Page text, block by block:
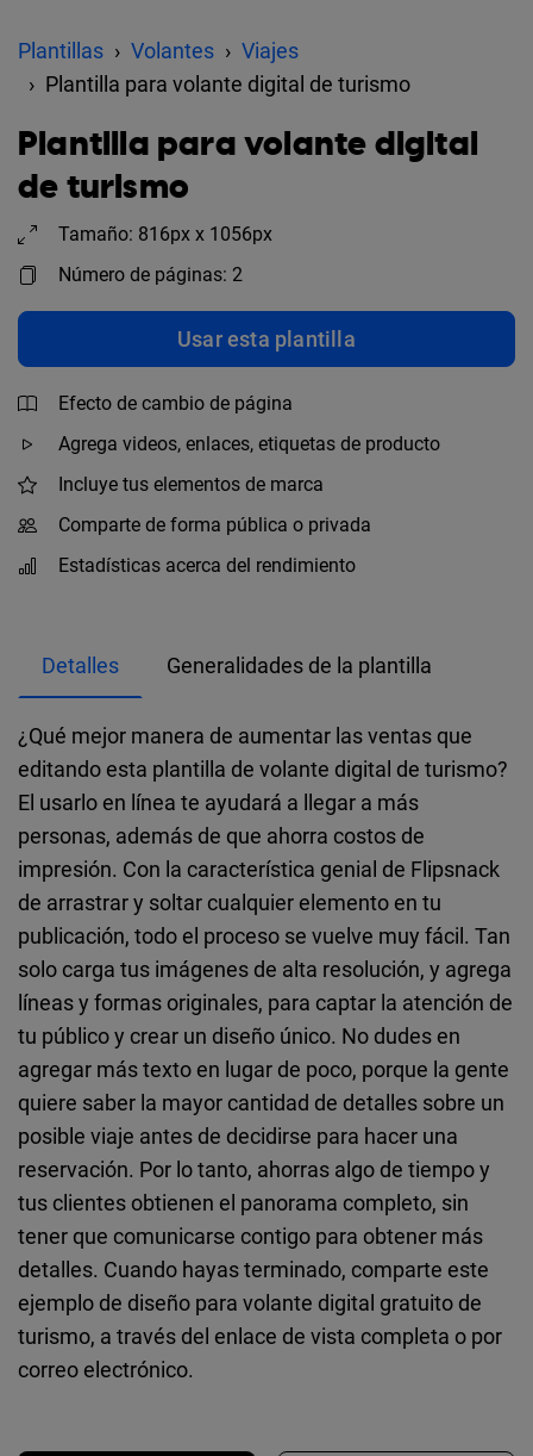
Plantillas Volantes
Viajes
Plantilla para volante digital de turismo
Plantilla para volante digital
de turismo
Tamaño: 816px x 1056px
Número de páginas: 2
Usar esta plantilla
Efecto de cambio de página
Agrega videos, enlaces, etiquetas de producto
Incluye tus elementos de marca
Comparte de forma pública o privada
Estadísticas acerca del rendimiento
Detalles Generalidades de la plantilla
¿Qué mejor manera de aumentar las ventas que
editando esta plantilla de volante digital de turismo?
El usarlo en línea te ayudará a llegar a más
personas, además de que ahorra costos de
impresión. Con la característica genial de Flipsnack
de arrastrar y soltar cualquier elemento en tu
publicación, todo el proceso se vuelve muy fácil. Tan
solo carga tus imágenes de alta resolución, y agrega
líneas y formas originales, para captar la atención de
tu público y crear un diseño único. No dudes en
agregar más texto en lugar de poco, porque la gente
quiere saber la mayor cantidad de detalles sobre un
posible viaje antes de decidirse para hacer una
reservación. Por lo tanto, ahorras algo de tiempo y
tus clientes obtienen el panorama completo, sin
tener que comunicarse contigo para obtener más
detalles. Cuando hayas terminado, comparte este
ejemplo de diseño para volante digital gratuito de
turismo, a través del enlace de vista completa o por
correo electrónico.